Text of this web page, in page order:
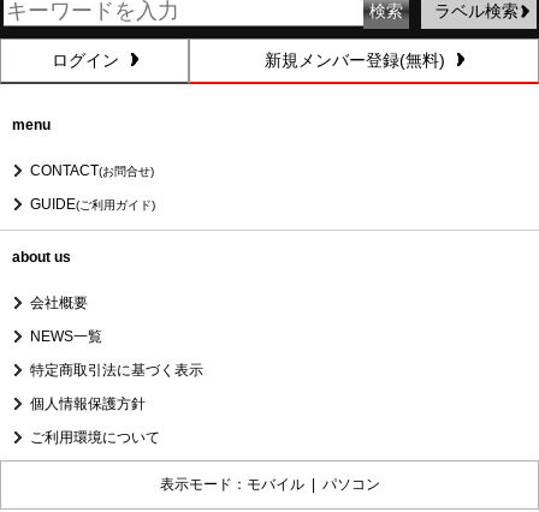
ラベル検索
ログイン 新規メンバー登録(無料)
menu
CONTACT(お問合せ)
GUIDE(ご利用ガイド)
about us
会社概要
NEWS一覧
特定商取引法に基づく表示
個人情報保護方針
ご利用環境について
表示モード：モバイル | パソコン